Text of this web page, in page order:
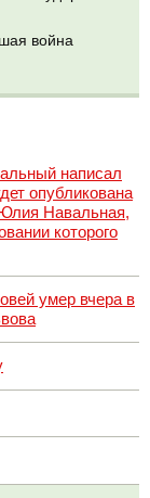
война
написал
опубликована
Юлия Навальная,
которого
умер вчера в